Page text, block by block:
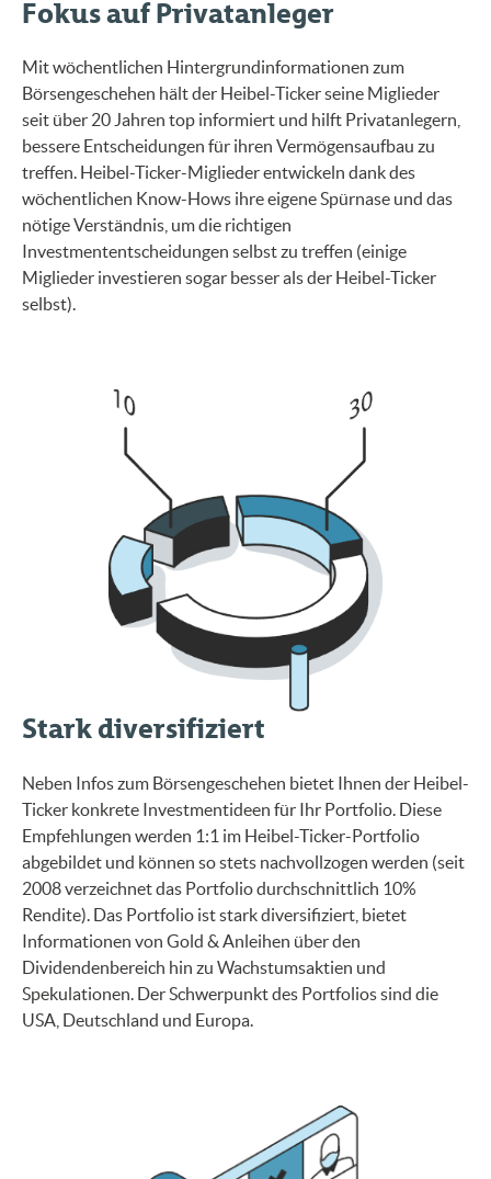
Fokus auf Privatanleger
Mit wöchentlichen Hintergrundinformationen zum
Börsengeschehen hält der Heibel-Ticker seine Miglieder
seit über 20 Jahren top informiert und hilft Privatanlegern,
bessere Entscheidungen für ihren Vermögensaufbau zu
treffen. Heibel-Ticker-Miglieder entwickeln dank des
wöchentlichen Know-Hows ihre eigene Spürnase und das
nötige Verständnis, um die richtigen
Investmententscheidungen selbst zu treffen (einige
Miglieder investieren sogar besser als der Heibel-Ticker
selbst).
Stark diversifiziert
Neben Infos zum Börsengeschehen bietet Ihnen der Heibel-
Ticker konkrete Investmentideen für Ihr Portfolio. Diese
Empfehlungen werden 1:1 im Heibel-Ticker-Portfolio
abgebildet und können so stets nachvollzogen werden (seit
2008 verzeichnet das Portfolio durchschnittlich 10%
Rendite). Das Portfolio ist stark diversifiziert, bietet
Informationen von Gold & Anleihen über den
Dividendenbereich hin zu Wachstumsaktien und
Spekulationen. Der Schwerpunkt des Portfolios sind die
USA, Deutschland und Europa.